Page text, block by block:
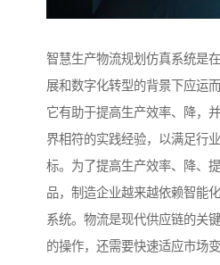
智慧生产物流规划仿真系统是
展和数字化转型的背景下应运
它有助于提高生产效率、降，
界相符的实践经验，以满足行
标。为了提高生产效率、降、
品，制造企业越来越依赖智能
系统。物流是现代供应链的关
的操作，还需要快速适应市场